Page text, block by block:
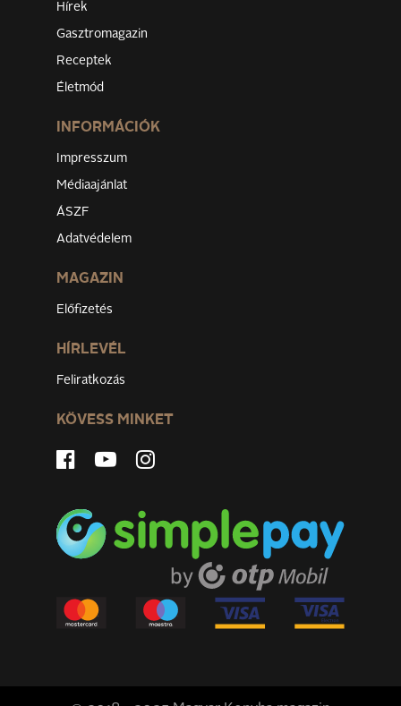
Hírek
Gasztromagazin
Receptek
Életmód
INFORMÁCIÓK
Impresszum
Médiaajánlat
ÁSZF
Adatvédelem
MAGAZIN
Előfizetés
HÍRLEVÉL
Feliratkozás
KÖVESS MINKET